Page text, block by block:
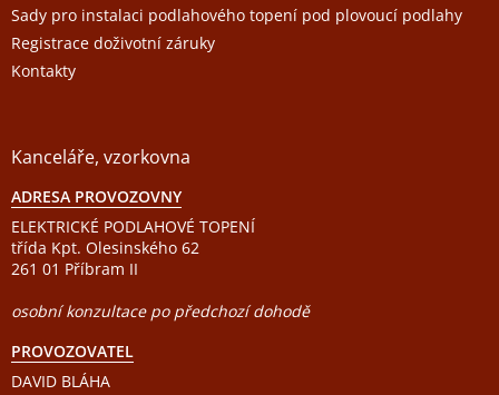
Sady pro instalaci podlahového topení pod plovoucí podlahy
Registrace doživotní záruky
Kontakty
Kanceláře, vzorkovna
ADRESA PROVOZOVNY
ELEKTRICKÉ PODLAHOVÉ TOPENÍ
třída Kpt. Olesinského 62
261 01 Příbram II
osobní konzultace po předchozí dohodě
PROVOZOVATEL
DAVID BLÁHA